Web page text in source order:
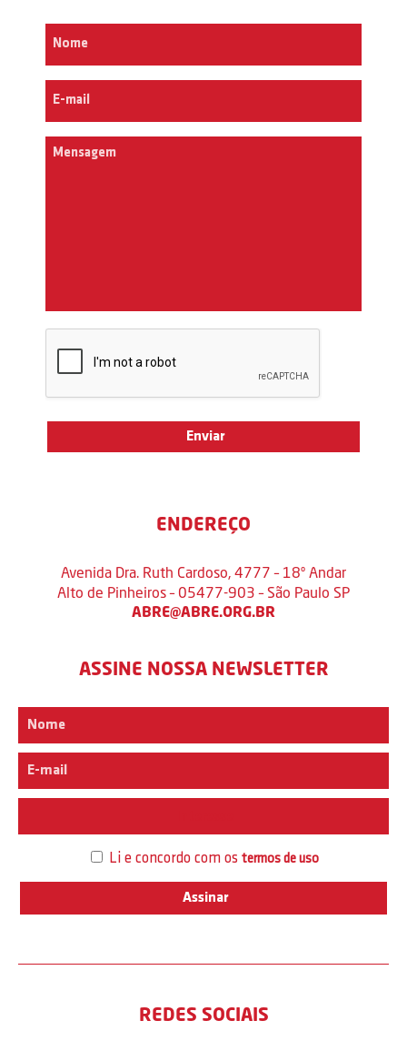
ENDEREÇO
Avenida Dra. Ruth Cardoso, 4777 – 18º Andar
Alto de Pinheiros – 05477-903 – São Paulo SP
ABRE@ABRE.ORG.BR
ASSINE NOSSA NEWSLETTER
Li e concordo com os termos de uso
REDES SOCIAIS